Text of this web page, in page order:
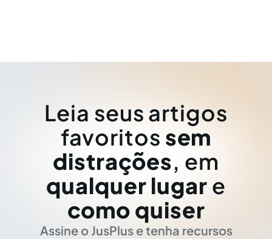
Leia seus artigos
favoritos sem
distrações, em
qualquer lugar e
como quiser
Assine o JusPlus e tenha recursos